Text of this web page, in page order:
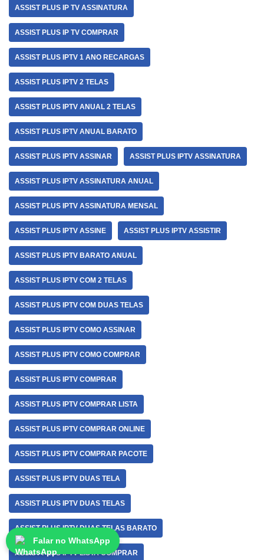
ASSIST PLUS IP TV ASSINATURA
ASSIST PLUS IP TV COMPRAR
ASSIST PLUS IPTV 1 ANO RECARGAS
ASSIST PLUS IPTV 2 TELAS
ASSIST PLUS IPTV ANUAL 2 TELAS
ASSIST PLUS IPTV ANUAL BARATO
ASSIST PLUS IPTV ASSINAR ASSIST PLUS IPTV ASSINATURA
ASSIST PLUS IPTV ASSINATURA ANUAL
ASSIST PLUS IPTV ASSINATURA MENSAL
ASSIST PLUS IPTV ASSINE ASSIST PLUS IPTV ASSISTIR
ASSIST PLUS IPTV BARATO ANUAL
ASSIST PLUS IPTV COM 2 TELAS
ASSIST PLUS IPTV COM DUAS TELAS
ASSIST PLUS IPTV COMO ASSINAR
ASSIST PLUS IPTV COMO COMPRAR
ASSIST PLUS IPTV COMPRAR
ASSIST PLUS IPTV COMPRAR LISTA
ASSIST PLUS IPTV COMPRAR ONLINE
ASSIST PLUS IPTV COMPRAR PACOTE
ASSIST PLUS IPTV DUAS TELA
ASSIST PLUS IPTV DUAS TELAS
ASSIST PLUS IPTV DUAS TELAS BARATO
ASSIST PLUS IPTV LISTA COMPRAR
Falar no WhatsApp